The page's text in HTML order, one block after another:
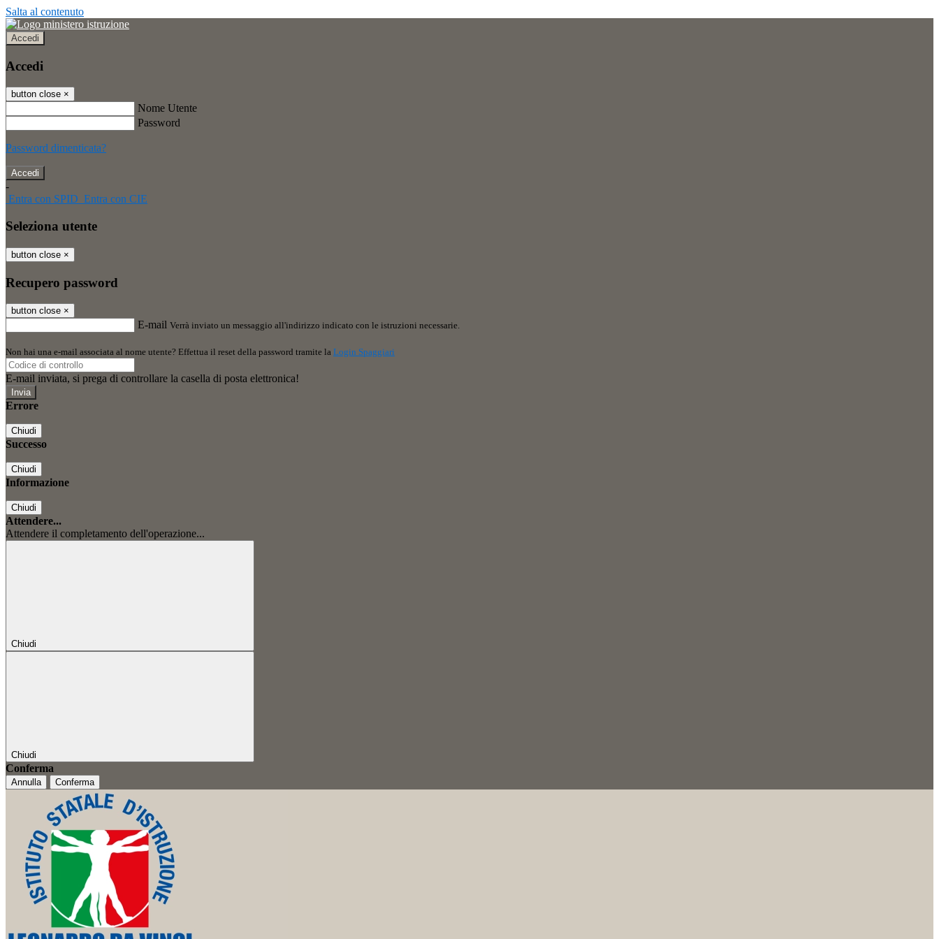
Salta al contenuto
Accedi
Accedi
button close ×
Nome Utente
Password
Password dimenticata?
-
Entra con SPID Entra con CIE
Seleziona utente
button close ×
Recupero password
button close ×
E-mail Verrà inviato un messaggio all'indirizzo indicato con le istruzioni necessarie.
Non hai una e-mail associata al nome utente? Effettua il reset della password tramite la Login Spaggiari
E-mail inviata, si prega di controllare la casella di posta elettronica!
Errore
Chiudi
Successo
Chiudi
Informazione
Chiudi
Attendere...
Attendere il completamento dell'operazione...
Chiudi
Chiudi
Conferma
Annulla Conferma